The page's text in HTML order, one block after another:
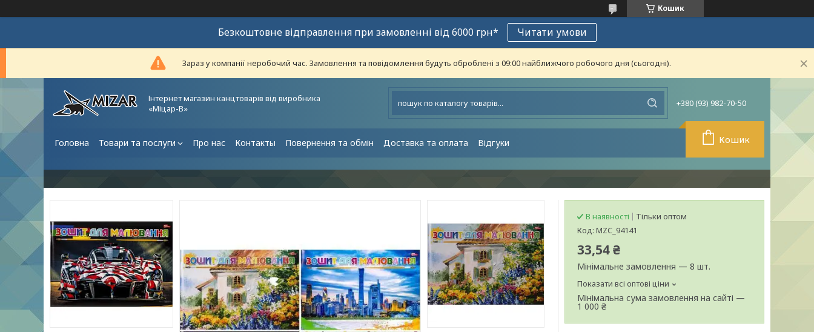
Кошик
Безкоштовне відправлення при замовленні від 6000 грн* Читати умови
Зараз у компанії неробочий час. Замовлення та повідомлення будуть оброблені з 09:00 найближчого робочого дня (сьогодні).
Інтернет магазин канцтоварів від виробника
«Міцар-В»
+380 (93) 982-70-50
Головна Товари та послуги Про нас Контакты Повернення та обмін Доставка та оплата Відгуки Кошик
В наявності
Тільки оптом
Код: MZC_94141
33,54 ₴
Мінімальне замовлення — 8 шт.
Показати всі оптові ціни
Мінімальна сума замовлення на сайті —
1 000 ₴